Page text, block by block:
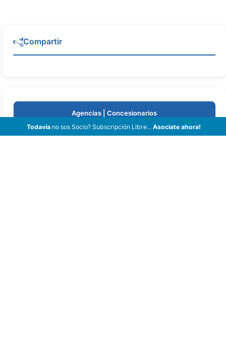
Compartir
Agencias | Concesionarios
Todavíano sos Socio? Subscripción Libre... Asociate ahora!